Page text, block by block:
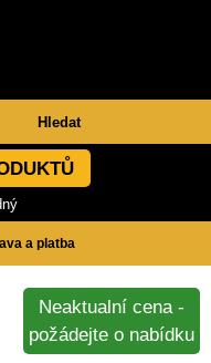
a platba
Neaktualní cena -
požádejte o nabídku